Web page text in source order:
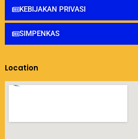
KEBIJAKAN PRIVASI
SIMPENKAS
Location